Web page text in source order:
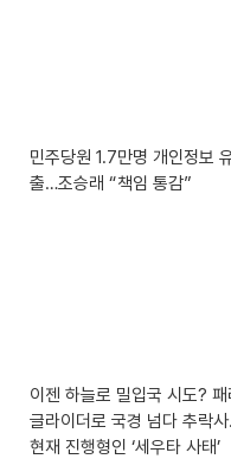
민주당원 1.7만명 개인정보
출…조승래 “책임 통감”
이젠 하늘로 밀입국 시도? 패
글라이더로 국경 넘다 추락
현재 진행형인 ‘세우타 사태’